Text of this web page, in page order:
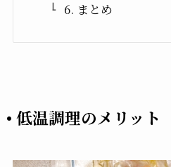
6. まとめ
• 低温調理のメリット